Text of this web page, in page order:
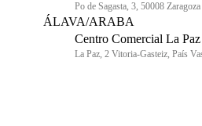
Po de Sagasta, 3, 50008
ÁLAVA/ARABA
Centro Comercial La Paz
La Paz, 2 Vitoria-Gasteiz, País